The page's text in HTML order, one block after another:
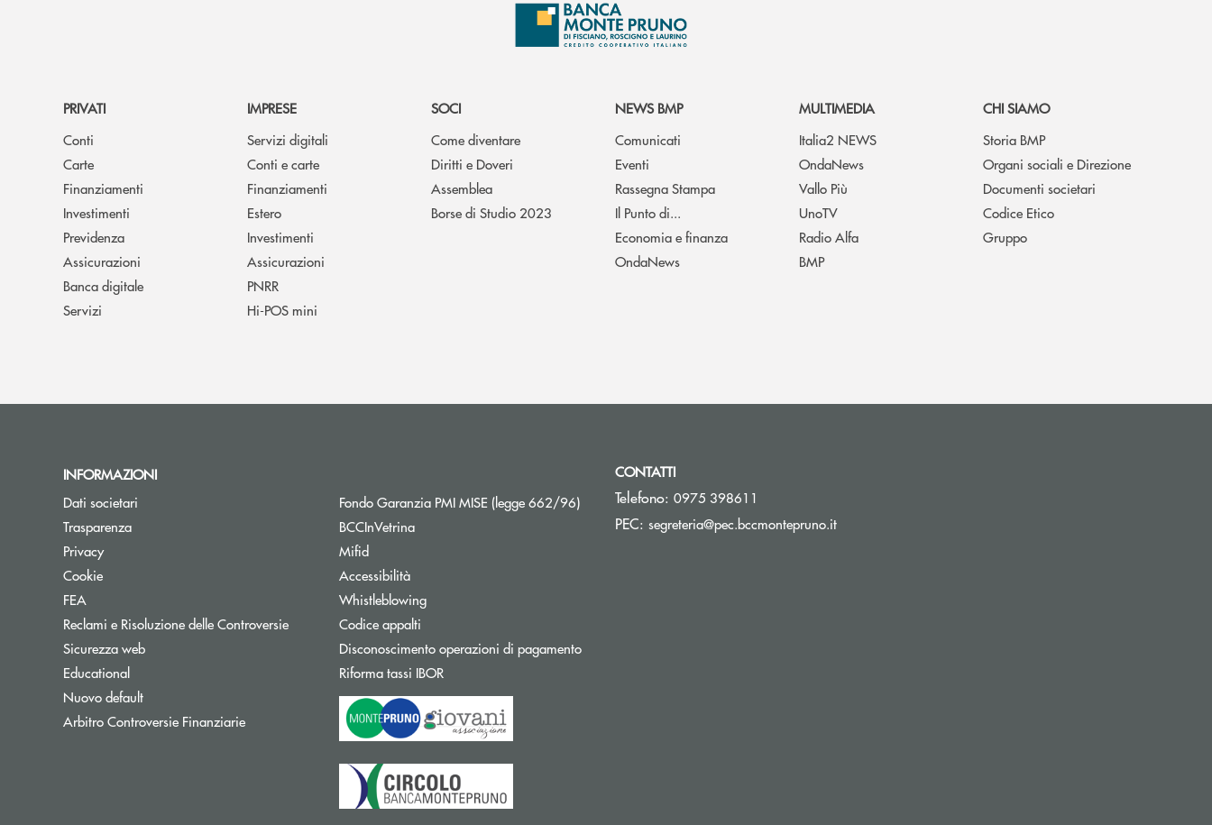
PRIVATI
Conti
Carte
Finanziamenti
Investimenti
Previdenza
Assicurazioni
Banca digitale
Servizi
IMPRESE
Servizi digitali
Conti e carte
Finanziamenti
Estero
Investimenti
Assicurazioni
PNRR
Hi-POS mini
SOCI
Come diventare
Diritti e Doveri
Assemblea
Borse di Studio 2023
NEWS BMP
Comunicati
Eventi
Rassegna Stampa
Il Punto di...
Economia e finanza
OndaNews
MULTIMEDIA
Italia2 NEWS
OndaNews
Vallo Più
UnoTV
Radio Alfa
BMP
CHI SIAMO
Storia BMP
Organi sociali e Direzione
Documenti societari
Codice Etico
Gruppo
INFORMAZIONI
Dati societari
Trasparenza
Privacy
Cookie
FEA
Reclami e Risoluzione delle Controversie
Sicurezza web
Educational
Nuovo default
Arbitro Controversie FinanziarieApre una nuova finestra
Fondo Garanzia PMI MISE (legge 662/96)Apre una nuova finestra
BCCInVetrina
Mifid
Accessibilità
Whistleblowing
Codice appalti
Disconoscimento operazioni di pagamento
Riforma tassi IBORApre una nuova finestra
CONTATTI
Telefono: 0975 398611
PEC: segreteria@pec.bccmontepruno.it(si apre l’app di posta elettronica)